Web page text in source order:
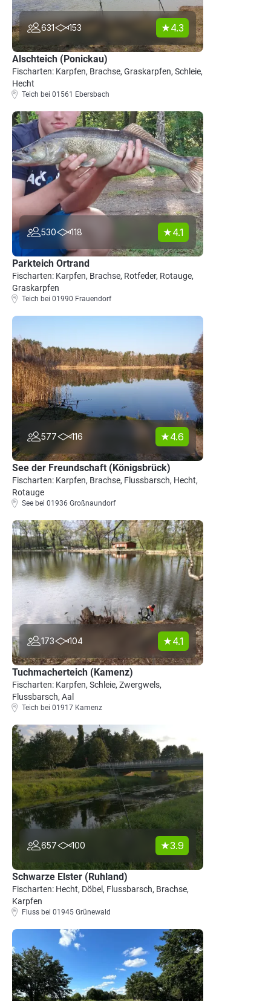
631 153 4.3
Alschteich (Ponickau)
Fischarten: Karpfen, Brachse, Graskarpfen, Schleie,
Hecht
Teich bei 01561 Ebersbach
530 118 4.1
Parkteich Ortrand
Fischarten: Karpfen, Brachse, Rotfeder, Rotauge,
Graskarpfen
Teich bei 01990 Frauendorf
577 116 4.6
See der Freundschaft (Königsbrück)
Fischarten: Karpfen, Brachse, Flussbarsch, Hecht,
Rotauge
See bei 01936 Großnaundorf
173 104 4.1
Tuchmacherteich (Kamenz)
Fischarten: Karpfen, Schleie, Zwergwels,
Flussbarsch, Aal
Teich bei 01917 Kamenz
657 100 3.9
Schwarze Elster (Ruhland)
Fischarten: Hecht, Döbel, Flussbarsch, Brachse,
Karpfen
Fluss bei 01945 Grünewald